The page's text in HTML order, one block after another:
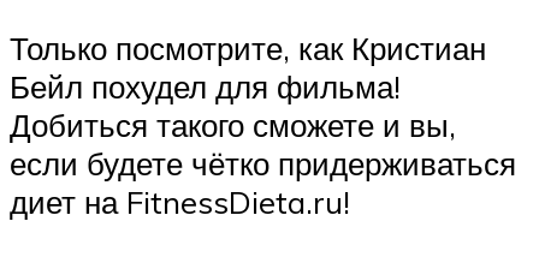
Только посмотрите, как Кристиан
Бейл похудел для фильма!
Добиться такого сможете и вы,
если будете чётко придерживаться
диет на FitnessDieta.ru!